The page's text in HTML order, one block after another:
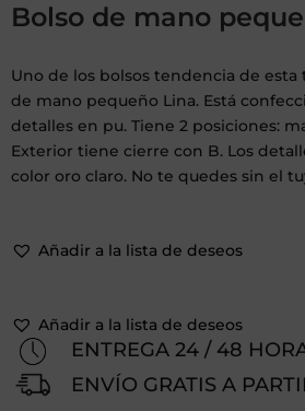
Bolso de mano
Uno de los bolsos tendencia de esta
de mano pequeño Lina. Está
detalles en pu. Tiene 2 posiciones:
Exterior tiene cierre con B. Los
color oro claro. No te quedes sin el
Añadir a la lista de deseos
Añadir a la lista de deseos
ENTREGA 24 / 48
ENVÍO GRATIS A